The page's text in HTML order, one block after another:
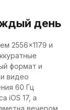
день
2556×1179 и
формат и
видео
60 Гц
iOS 17, а